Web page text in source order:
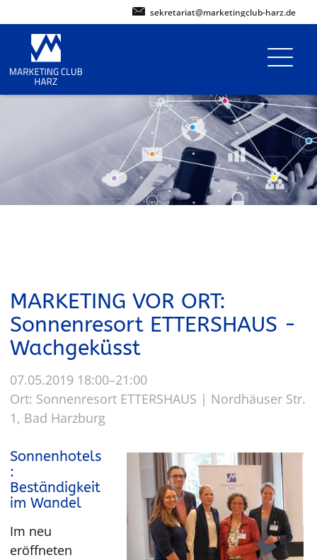
sekretariat@marketingclub-harz.de
MARKETING VOR ORT:
Sonnenresort ETTERSHAUS -
Wachgeküsst
07.05.2019 18:00–21:00
Ort: Sonnenresort ETTERSHAUS | Nordhäuser Str.
1, Bad Harzburg
Sonnenhotels
:
Beständigkeit
im Wandel
Im neu
eröffneten